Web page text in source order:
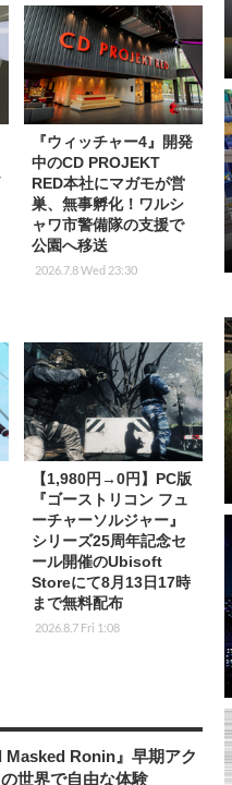
『ウィッチャー4』開発
中のCD PROJEKT
RED本社にマガモが営
巣、無事孵化！ワルシ
ャワ市警備隊の支援で
公園へ移送
2026.7.8 Wed 23:30
【1,980円→0円】PC版
『ゴーストリコン フュ
ーチャーソルジャー』
シリーズ25周年記念セ
ール開催のUbisoft
Storeにて8月13日17時
まで無料配布
2026.8.7 Fri 1:08
Masked Ronin』早期アク
世界で自由な体験